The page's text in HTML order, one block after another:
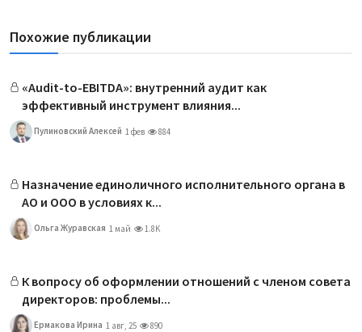
Похожие публикации
«Audit-to-EBITDA»: внутренний аудит как
эффективный инструмент влияния...
Пулиновский Алексей 1 фев 884
Назначение единоличного исполнительного органа в
АО и ООО в условиях к...
Ольга Журавская 1 май 1.8K
К вопросу об оформлении отношений с членом совета
директоров: проблемы...
Ермакова Ирина 1 авг, 25 890